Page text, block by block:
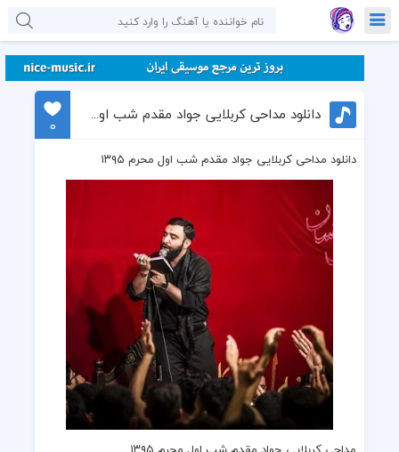
دانلود مداحی کربلایی جواد مقدم شب اول محرم ۱۳۹۵
0
دانلود مداحی کربلایی جواد مقدم شب اول محرم ۱۳۹۵